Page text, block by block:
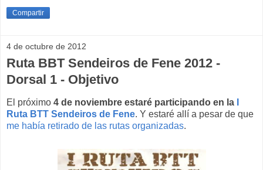
Compartir
4 de octubre de 2012
Ruta BBT Sendeiros de Fene 2012 -
Dorsal 1 - Objetivo
El próximo 4 de noviembre estaré participando en la
Ruta BTT Sendeiros de Fene. Y estaré allí a pesar de que
me había retirado de las rutas organizadas.